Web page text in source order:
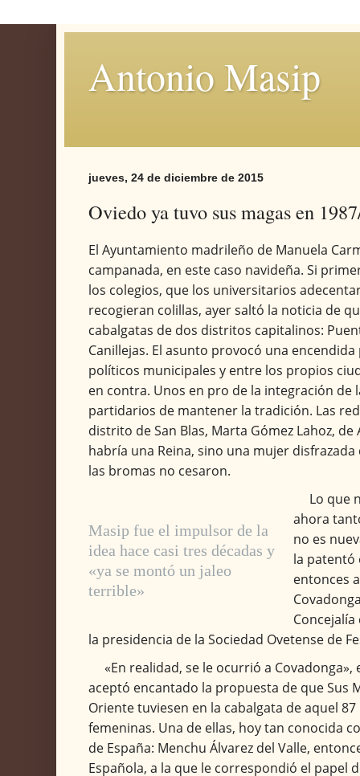
Antonio Masip
jueves, 24 de diciembre de 2015
Oviedo ya tuvo sus magas en
El Ayuntamiento madrileño de Manuela
campanada, en este caso navideña. Si
los colegios, que los universitarios
recogieran colillas, ayer saltó la noticia de
cabalgatas de dos distritos capitalinos:
Canillejas. El asunto provocó una
políticos municipales y entre los propios
en contra. Unos en pro de la integración de
partidarios de mantener la tradición. Las
distrito de San Blas, Marta Gómez Lahoz,
habría una Reina, sino una mujer disfrazada
las bromas no cesaron.
Masip fue el impulsor de la
idea hace casi tres décadas y
«ya se montó un jaleo
terrible»
Lo que
ahora
no es
la patentó
entonces
la presidencia de la Sociedad Ovetense de
«En realidad, se le ocurrió a Covadonga»,
aceptó encantado la propuesta de que Sus
Oriente tuviesen en la cabalgata de aquel
femeninas. Una de ellas, hoy tan conocida
de España: Menchu Álvarez del Valle,
Española, a la que le correspondió el papel